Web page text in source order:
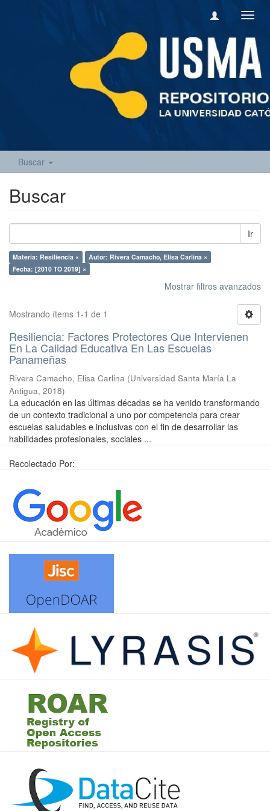
Buscar
Buscar
Ir
Materia: Resiliencia ×
Autor: Rivera Camacho, Elisa Carlina ×
Fecha: [2010 TO 2019] ×
Mostrar filtros avanzados
Mostrando ítems 1-1 de 1
Resiliencia: Factores Protectores Que Intervienen
En La Calidad Educativa En Las Escuelas
Panameñas
Rivera Camacho, Elisa Carlina (Universidad Santa María La
Antigua, 2018)
La educación en las últimas décadas se ha venido transformando
de un contexto tradicional a uno por competencia para crear
escuelas saludables e inclusivas con el fin de desarrollar las
habilidades profesionales, sociales ...
Recolectado Por: